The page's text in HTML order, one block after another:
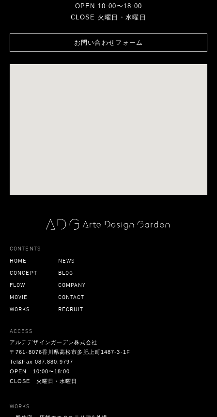
OPEN 10:00〜18:00
CLOSE 火曜日・水曜日
お問い合わせフォーム
CONTENTS
HOME
CONCEPT
FLOW
MOVIE
WORKS
NEWS
BLOG
COMPANY
CONTACT
RECRUIT
ACCESS
アルテデザインガーデン株式会社
〒761-8076香川県高松市多肥上町1487-3-1F
Tel&Fax 087.880.9797
OPEN 10:00〜18:00
CLOSE 火曜日・水曜日
WORKS